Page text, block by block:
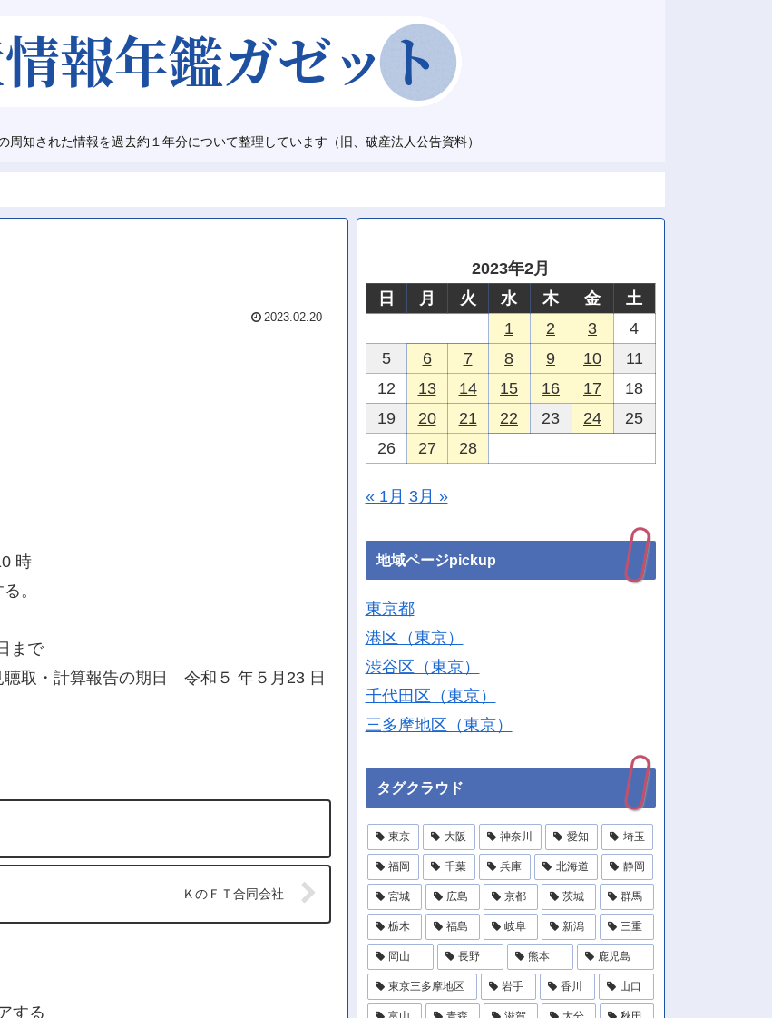
周知された情報を過去約１年分について整理しています（旧、破産法人公告資料）
2023.02.20
時
。
まで
取・計算報告の期日 令和５ 年５月23 日
ＫのＦＴ合同会社
する
2023年2月
日
月 火 水 木 金
土
1
2 3
4
5
6 7 8 9 10
11
12
13 14 15 16 17
18
19
20 21 22 23 24
25
26
27 28
« 1月 3月 »
地域ページpickup
東京都
港区（東京）
渋谷区（東京）
千代田区（東京）
三多摩地区（東京）
タグクラウド
東京 大阪 神奈川 愛知 埼玉
福岡 千葉 兵庫 北海道 静岡
宮城 広島 京都 茨城 群馬
栃木 福島 岐阜 新潟 三重
岡山 長野 熊本 鹿児島
東京三多摩地区 岩手 香川 山口